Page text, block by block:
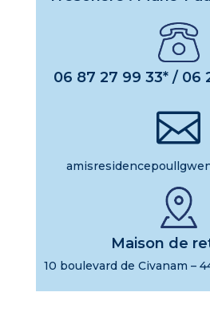
06 87 27 99 33* / 06

Maison de
10 boulevard de Civanam –